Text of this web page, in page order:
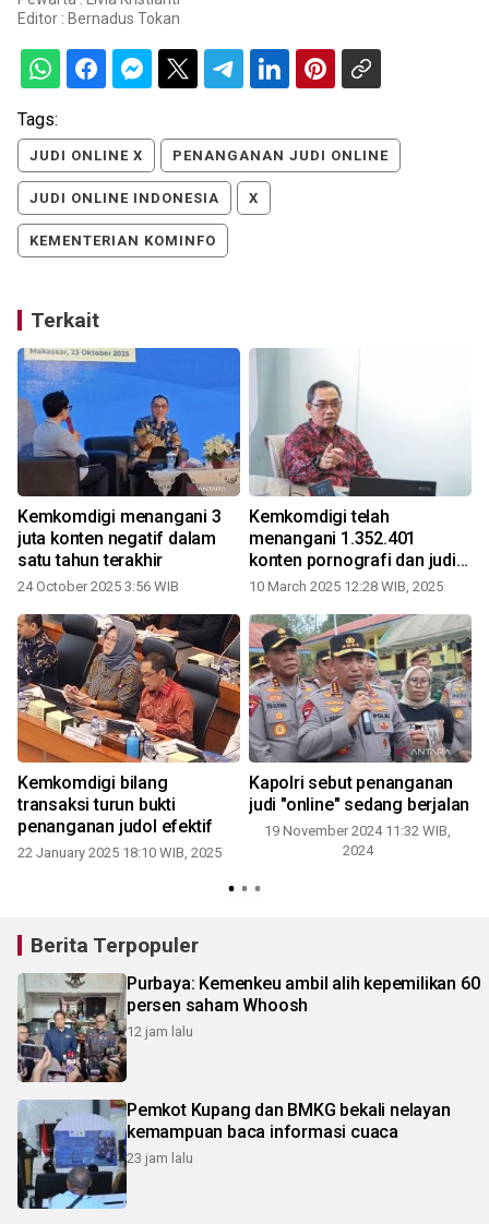
Editor : Bernadus Tokan
Tags:
JUDI ONLINE X PENANGANAN JUDI ONLINE
JUDI ONLINE INDONESIA X
KEMENTERIAN KOMINFO
Terkait
Kemkomdigi menangani 3
juta konten negatif dalam
satu tahun terakhir
24 October 2025 3:56 WIB
Kemkomdigi telah
menangani 1.352.401
konten pornografi dan judi
online
10 March 2025 12:28 WIB, 2025
Kemkomdigi bilang
transaksi turun bukti
penanganan judol efektif
22 January 2025 18:10 WIB, 2025
Kapolri sebut penanganan
judi "online" sedang berjalan
19 November 2024 11:32 WIB,
2024
Berita Terpopuler
Purbaya: Kemenkeu ambil alih kepemilikan 60
persen saham Whoosh
12 jam lalu
Pemkot Kupang dan BMKG bekali nelayan
kemampuan baca informasi cuaca
23 jam lalu